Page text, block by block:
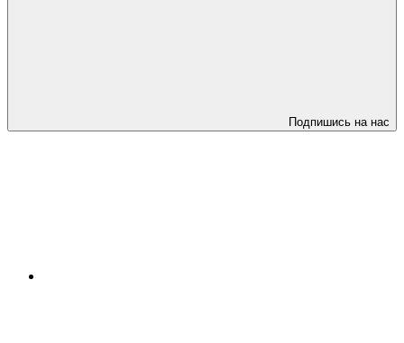
Подпишись на нас